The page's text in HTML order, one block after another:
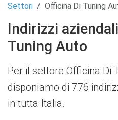
Settori Officina Di Tuning
Indirizzi
Tuning Auto
Per il settore Officina Di
disponiamo di 776
in tutta Italia.